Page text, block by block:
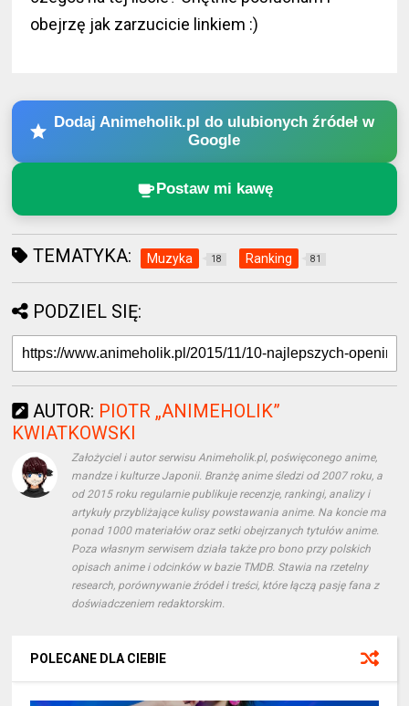
obejrzę jak zarzucicie linkiem :)
Dodaj Animeholik.pl do ulubionych źródeł w
Google
Postaw mi kawę
TEMATYKA: Muzyka 18 Ranking 81
PODZIEL SIĘ:
AUTOR: PIOTR „ANIMEHOLIK”
KWIATKOWSKI
Założyciel i autor serwisu Animeholik.pl, poświęconego anime,
mandze i kulturze Japonii. Branżę anime śledzi od 2007 roku, a
od 2015 roku regularnie publikuje recenzje, rankingi, analizy i
artykuły przybliżające kulisy powstawania anime. Na koncie ma
ponad 1000 materiałów oraz setki obejrzanych tytułów anime.
Poza własnym serwisem działa także pro bono przy polskich
opisach anime i odcinków w bazie TMDB. Stawia na rzetelny
research, porównywanie źródeł i treści, które łączą pasję fana z
doświadczeniem redaktorskim.
POLECANE DLA CIEBIE